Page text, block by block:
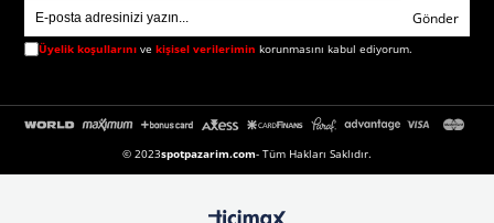
Gönder
Üyelik koşullarını vekişisel verilerimin korunmasını kabul ediyorum.
© 2023spotpazarim.com- Tüm Hakları Saklıdır.